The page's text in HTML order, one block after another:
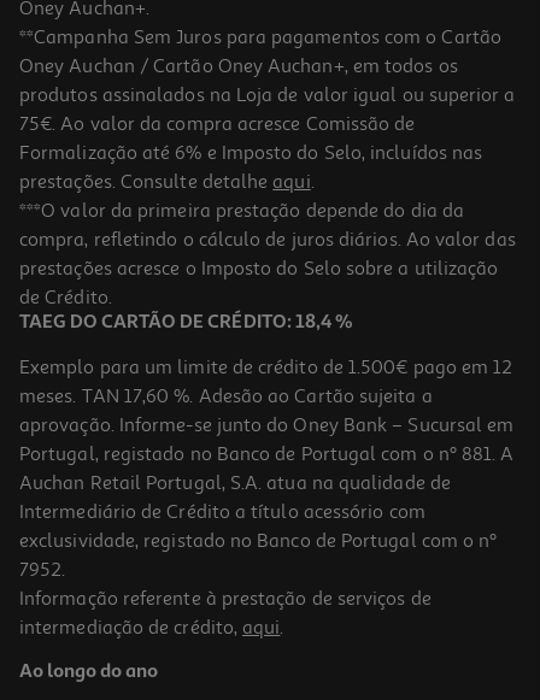
Oney Auchan+.
**Campanha Sem Juros para pagamentos com o Cartão
Oney Auchan / Cartão Oney Auchan+, em todos os
produtos assinalados na Loja de valor igual ou superior a
75€. Ao valor da compra acresce Comissão de
Formalização até 6% e Imposto do Selo, incluídos nas
prestações. Consulte detalhe aqui.
***O valor da primeira prestação depende do dia da
compra, refletindo o cálculo de juros diários. Ao valor das
prestações acresce o Imposto do Selo sobre a utilização
de Crédito.
TAEG DO CARTÃO DE CRÉDITO: 18,4 %
Exemplo para um limite de crédito de 1.500€ pago em 12
meses. TAN 17,60 %. Adesão ao Cartão sujeita a
aprovação. Informe-se junto do Oney Bank – Sucursal em
Portugal, registado no Banco de Portugal com o nº 881. A
Auchan Retail Portugal, S.A. atua na qualidade de
Intermediário de Crédito a título acessório com
exclusividade, registado no Banco de Portugal com o nº
7952.
Informação referente à prestação de serviços de
intermediação de crédito, aqui.
Ao longo do ano